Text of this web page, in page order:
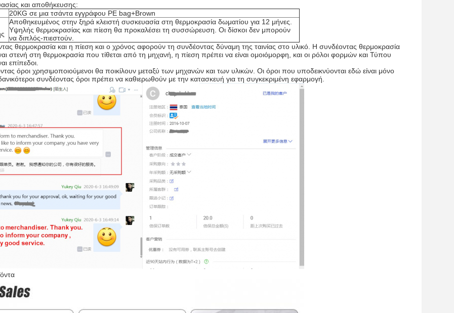
και αποθήκευσης:
20KG σε μια τσάντα εγγράφου PE bag+Brown
Αποθηκευμένος στην ξηρά κλειστή συσκευασία στη θερμοκρασία δωματίου για 12 μήνες.
Υψηλής θερμοκρασίας και πίεση θα προκαλέσει τη συσσώρευση. Οι δίσκοι δεν μπορούν
να διπλός-πιεστούν.
θερμοκρασία και η πίεση και ο χρόνος αφορούν τη συνδέοντας δύναμη της ταινίας στο υλικό. Η συνδέοντας θερμοκρασία
στενή στη θερμοκρασία που τίθεται από τη μηχανή, η πίεση πρέπει να είναι ομοιόμορφη, και οι ρόλοι φορμών και Τύπου
επίπεδοι.
όροι χρησιμοποιούμενοι θα ποικίλουν μεταξύ των μηχανών και των υλικών. Οι όροι που υποδεικνύονται εδώ είναι μόνο
συνδέοντας όροι πρέπει να καθιερωθούν με την κατασκευή για τη συγκεκριμένη εφαρμογή.